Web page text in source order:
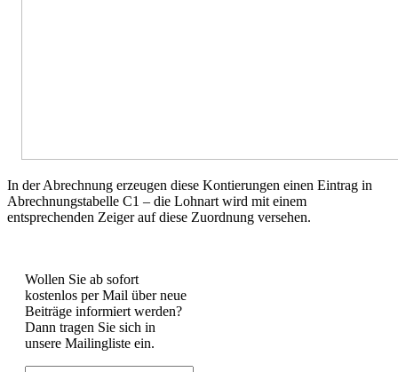
In der Abrechnung erzeugen diese Kontierungen einen Eintrag in
Abrechnungstabelle C1 – die Lohnart wird mit einem
entsprechenden Zeiger auf diese Zuordnung versehen.
Wollen Sie ab sofort
kostenlos per Mail über neue
Beiträge informiert werden?
Dann tragen Sie sich in
unsere Mailingliste ein.